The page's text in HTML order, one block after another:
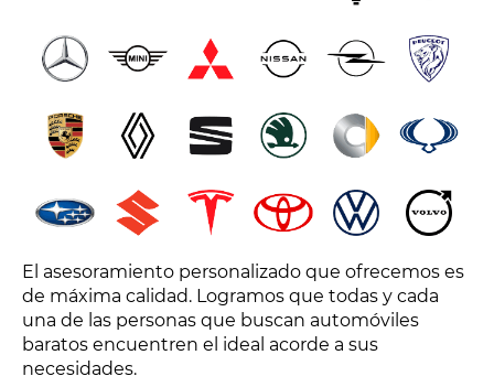
El asesoramiento personalizado que ofrecemos es
de máxima calidad. Logramos que todas y cada
una de las personas que buscan automóviles
baratos encuentren el ideal acorde a sus
necesidades.